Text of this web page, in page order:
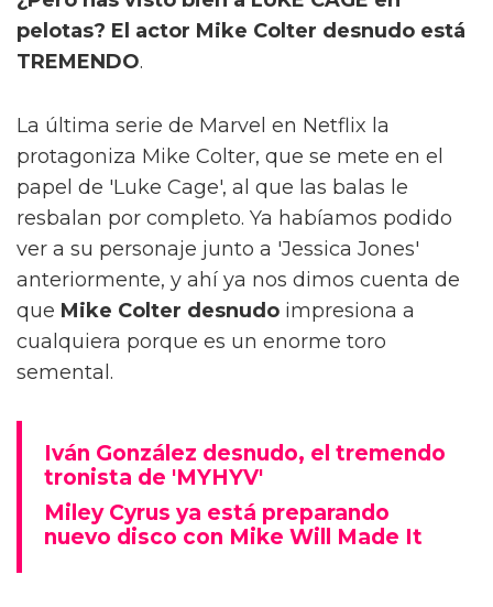
pelotas? El actor Mike Colter desnudo está
TREMENDO.
La última serie de Marvel en Netflix la
protagoniza Mike Colter, que se mete en el
papel de 'Luke Cage', al que las balas le
resbalan por completo. Ya habíamos podido
ver a su personaje junto a 'Jessica Jones'
anteriormente, y ahí ya nos dimos cuenta de
que Mike Colter desnudo impresiona a
cualquiera porque es un enorme toro
semental.
Iván González desnudo, el tremendo
tronista de 'MYHYV'
Miley Cyrus ya está preparando
nuevo disco con Mike Will Made It